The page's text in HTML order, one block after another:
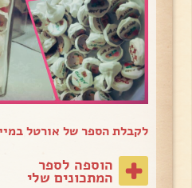
לקבלת הספר של אורטל
הוספה לספר
המתכונים שלי